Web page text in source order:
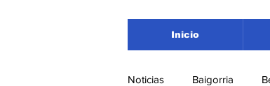
Inicio
Noticias Baigorria